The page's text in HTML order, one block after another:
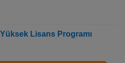
Lisans Programı